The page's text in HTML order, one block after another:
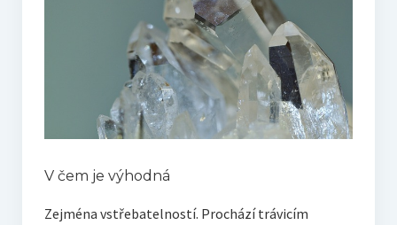
V čem je výhodná
Zejména vstřebatelností. Prochází trávicím